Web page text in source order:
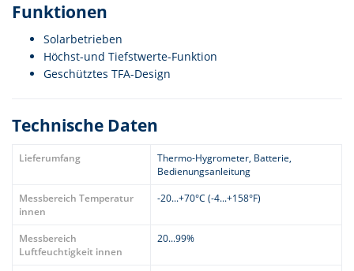
Funktionen
Solarbetrieben
Höchst-und Tiefstwerte-Funktion
Geschütztes TFA-Design
Technische Daten
Lieferumfang
Thermo-Hygrometer, Batterie,
Bedienungsanleitung
Messbereich Temperatur
innen
-20...+70°C (-4...+158°F)
Messbereich
Luftfeuchtigkeit innen
20...99%